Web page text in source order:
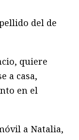
del de
quiere
a casa,
en el
a Natalia,